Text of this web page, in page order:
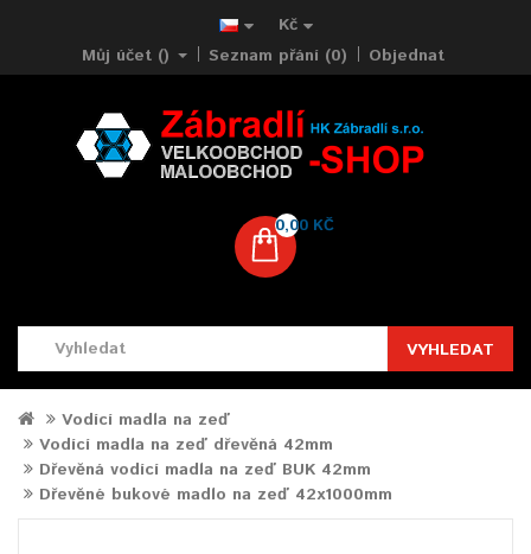
Kč
Můj účet ()
Seznam přání (0) Objednat
0,00 KČ
VYHLEDAT
Vodící madla na zeď
Vodící madla na zeď dřevěná 42mm
Dřevěná vodící madla na zeď BUK 42mm
Dřevěné bukové madlo na zeď 42x1000mm